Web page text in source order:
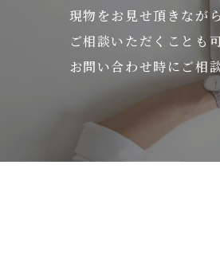
現物をお見せ頂きながら
ご相談いただくことも
お問い合わせ時にご相